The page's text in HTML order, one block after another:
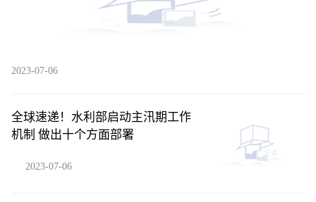
2023-07-06
全球速递！水利部启动主汛期工作
机制 做出十个方面部署
2023-07-06